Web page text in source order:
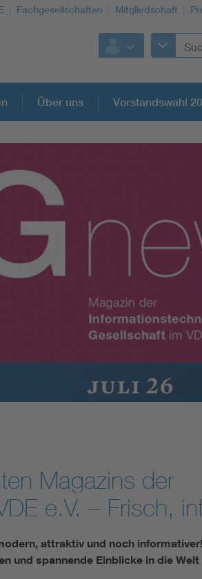
Fachgesellschaften Mitgliedschaft
technology ICT
Über uns Vorstandswahl
Magazins der
e.V. – Frisch,
attraktiv und noch
und spannende Einblicke in die